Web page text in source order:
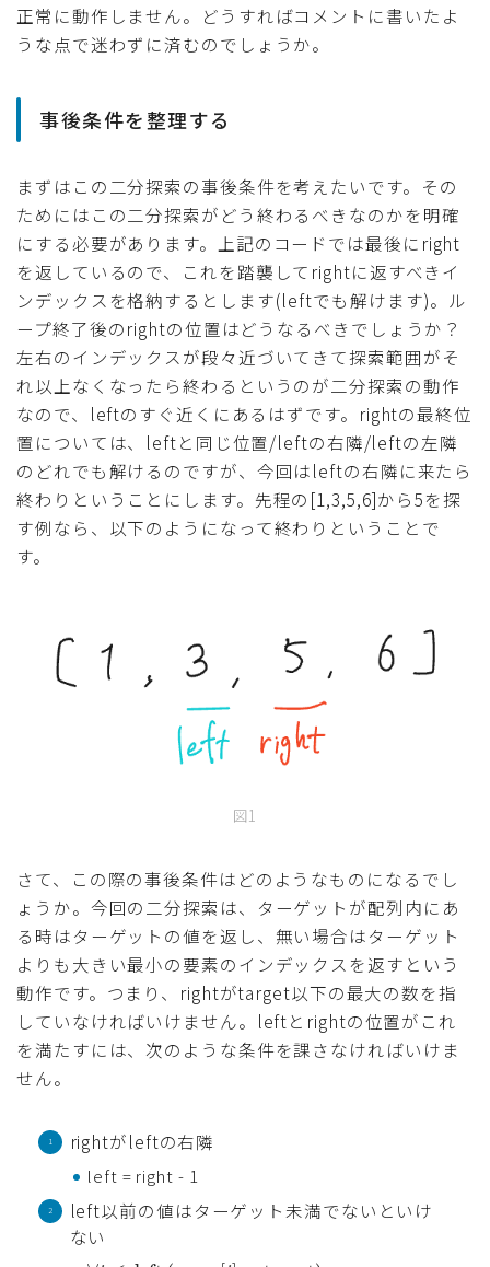
正常に動作しません。どうすればコメントに書いたよ
うな点で迷わずに済むのでしょうか。
事後条件を整理する
まずはこの二分探索の事後条件を考えたいです。その
ためにはこの二分探索がどう終わるべきなのかを明確
にする必要があります。上記のコードでは最後にright
を返しているので、これを踏襲してrightに返すべきイ
ンデックスを格納するとします(leftでも解けます)。ル
ープ終了後のrightの位置はどうなるべきでしょうか？
左右のインデックスが段々近づいてきて探索範囲がそ
れ以上なくなったら終わるというのが二分探索の動作
なので、leftのすぐ近くにあるはずです。rightの最終位
置については、leftと同じ位置/leftの右隣/leftの左隣
のどれでも解けるのですが、今回はleftの右隣に来たら
終わりということにします。先程の[1,3,5,6]から5を探
す例なら、以下のようになって終わりということで
す。
図1
さて、この際の事後条件はどのようなものになるでし
ょうか。今回の二分探索は、ターゲットが配列内にあ
る時はターゲットの値を返し、無い場合はターゲット
よりも大きい最小の要素のインデックスを返すという
動作です。つまり、rightがtarget以下の最大の数を指
していなければいけません。leftとrightの位置がこれ
を満たすには、次のような条件を課さなければいけま
せん。
rightがleftの右隣
left = right - 1
left以前の値はターゲット未満でないといけ
ない